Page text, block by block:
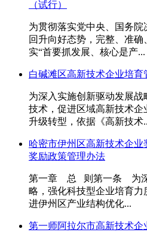
（试行）
为贯彻落实党中央、国务
回升向好态势，完整、准
实“首要抓发展、核心是产...
白碱滩区高新技术企业培育
为深入实施创新驱动发展
技术，促进区域高新技术
升级转型，依据《高新技术
哈密市伊州区高新技术企
奖励政策管理办法
第一章 总 则第一条 为深
略，强化科技型企业培育
进伊州区产业结构优化...
第一师阿拉尔市高新技术